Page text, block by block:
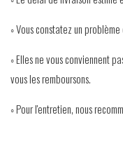
◦ Vous constatez un
◦ Elles ne vous conviennent
vous les remboursons.
◦ Pour l'entretien, nous